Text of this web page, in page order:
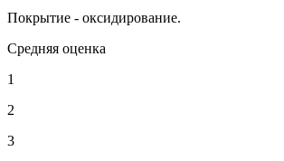
Покрытие - оксидирование.
Средняя оценка
1
2
3